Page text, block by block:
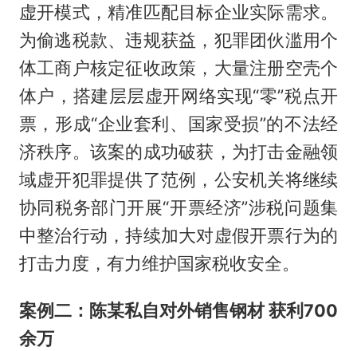
虚开模式，精准匹配目标企业实际需求。
为偷逃税款、违规获益，犯罪团伙滥用个
体工商户核定征收政策，大量注册空壳个
体户，搭建层层虚开网络实现“零”税点开
票，形成“企业套利、国家受损”的不法经
济秩序。该案的成功破获，为打击金融领
域虚开犯罪提供了范例，公安机关将继续
协同税务部门开展“开票经济”涉税问题集
中整治行动，持续加大对虚假开票行为的
打击力度，有力维护国家税收安全。
案例二：陈某私自对外销售钢材 获利700
余万